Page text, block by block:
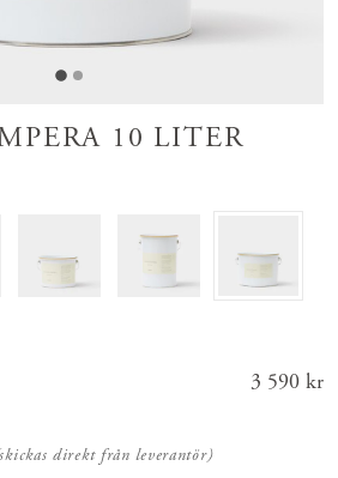
10 LITER
Pris:
3 590 kr
direkt från leverantör)